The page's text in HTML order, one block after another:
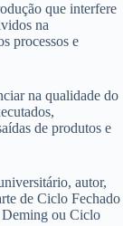
que interfere
na
processos e
na qualidade do
de produtos e
autor,
de Ciclo Fechado
Deming ou Ciclo